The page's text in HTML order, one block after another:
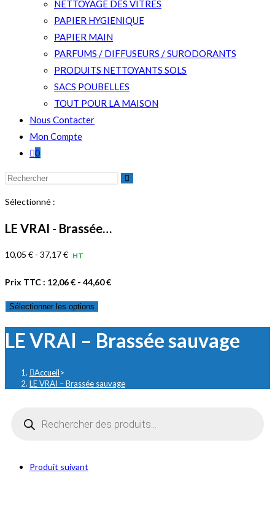
NETTOYAGE DES VITRES
PAPIER HYGIENIQUE
PAPIER MAIN
PARFUMS / DIFFUSEURS / SURODORANTS
PRODUITS NETTOYANTS SOLS
SACS POUBELLES
TOUT POUR LA MAISON
Nous Contacter
Mon Compte
0
Rechercher
ce
site
Sélectionné :
LE VRAI - Brassée…
10,05 € - 37,17€ HT
Prix TTC : 12,06€ - 44,60€
Sélectionner les options
LE VRAI – Brassée sauvage
Accueil>
LE VRAI – Brassée sauvage
produits
Produit suivant